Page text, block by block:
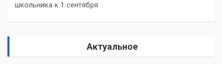
школьника к 1 сентября
Актуальное